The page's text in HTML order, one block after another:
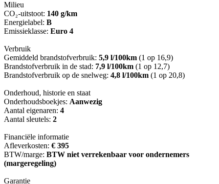
Milieu
CO₂-uitstoot: 140 g/km
Energielabel: B
Emissieklasse: Euro 4
Verbruik
Gemiddeld brandstofverbruik: 5,9 l/100km (1 op 16,9)
Brandstofverbruik in de stad: 7,9 l/100km (1 op 12,7)
Brandstofverbruik op de snelweg: 4,8 l/100km (1 op 20,8)
Onderhoud, historie en staat
Onderhoudsboekjes: Aanwezig
Aantal eigenaren: 4
Aantal sleutels: 2
Financiële informatie
Afleverkosten: € 395
BTW/marge: BTW niet verrekenbaar voor ondernemers
(margeregeling)
Garantie